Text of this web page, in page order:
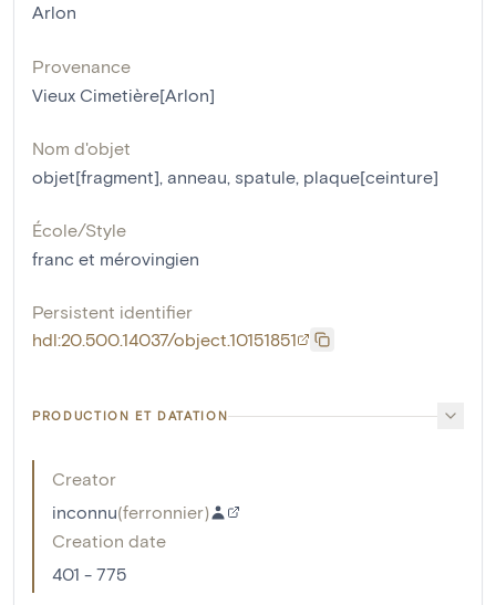
Arlon
Provenance
Vieux Cimetière[Arlon]
Nom d'objet
objet[fragment], anneau, spatule, plaque[ceinture]
École/Style
franc et mérovingien
Persistent identifier
hdl:20.500.14037/object.10151851
PRODUCTION ET DATATION
Creator
inconnu(ferronnier)
Creation date
401 - 775